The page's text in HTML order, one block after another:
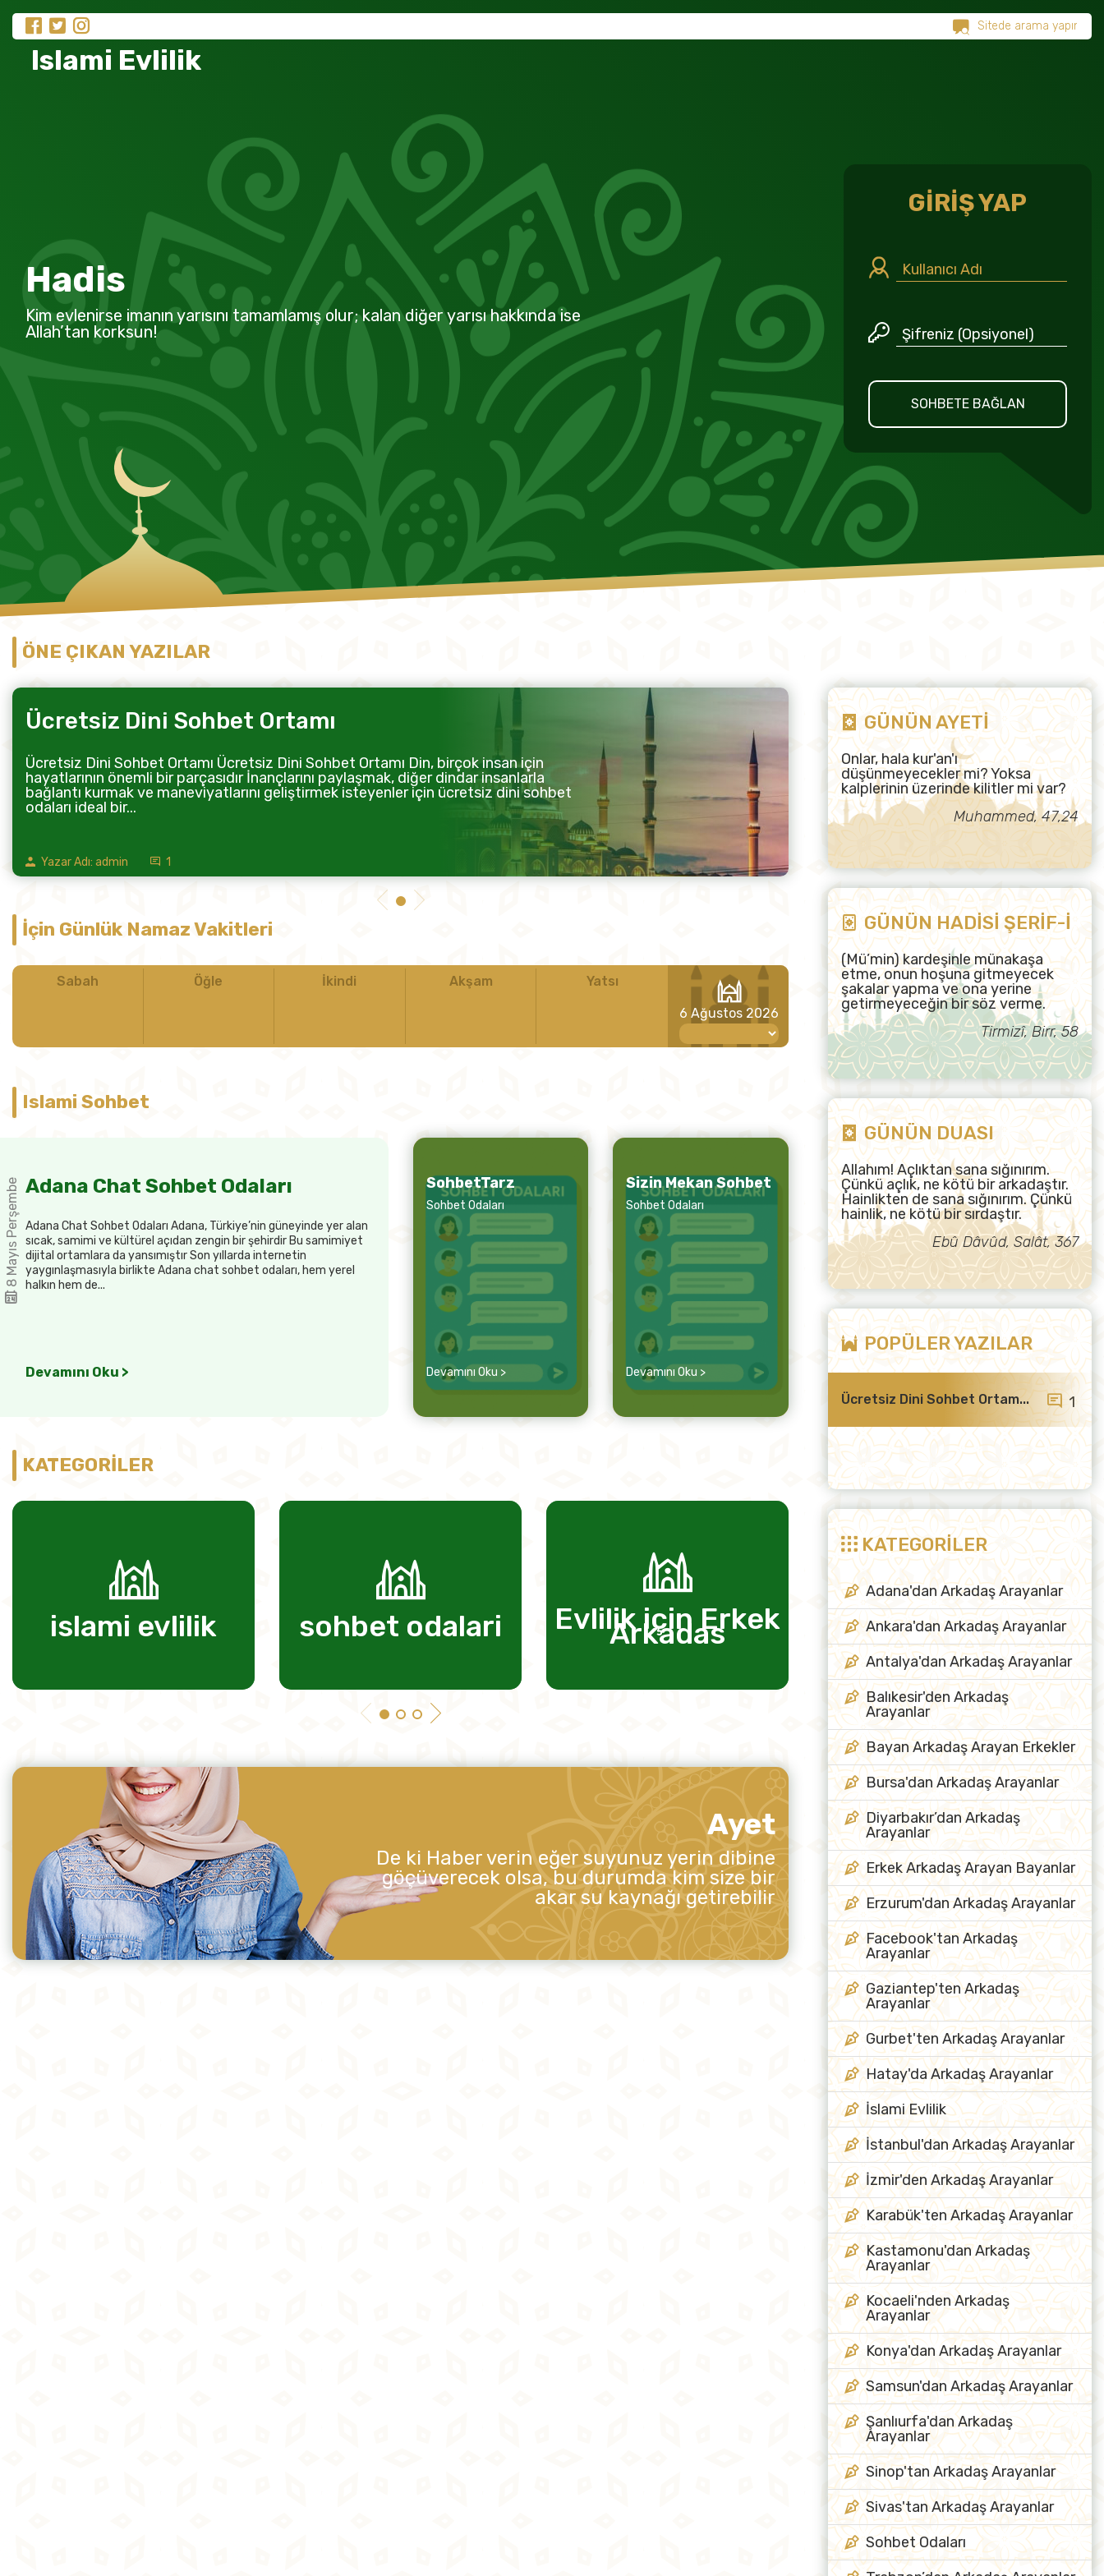
Islami Evlilik
Hadis
Kim evlenirse imanın yarısını tamamlamış olur; kalan diğer yarısı hakkında ise
Allah’tan korksun!
GİRİŞ YAP
SOHBETE BAĞLAN
ÖNE ÇIKAN YAZILAR
Ücretsiz Dini Sohbet Ortamı
Ücretsiz Dini Sohbet Ortamı Ücretsiz Dini Sohbet Ortamı Din, birçok insan için
hayatlarının önemli bir parçasıdır İnançlarını paylaşmak, diğer dindar insanlarla
bağlantı kurmak ve maneviyatlarını geliştirmek isteyenler için ücretsiz dini sohbet
odaları ideal bir...
Yazar Adı: admin 1
İçin Günlük Namaz Vakitleri
Sabah Öğle İkindi Akşam Yatsı
6 Ağustos 2026
Islami Sohbet
8 Mayıs Perşembe Adana Chat Sohbet Odaları
Adana Chat Sohbet Odaları Adana, Türkiye’nin güneyinde yer alan
sıcak, samimi ve kültürel açıdan zengin bir şehirdir Bu samimiyet
dijital ortamlara da yansımıştır Son yıllarda internetin
yaygınlaşmasıyla birlikte Adana chat sohbet odaları, hem yerel
halkın hem de...
Devamını Oku >
SohbetTarz
Sohbet Odaları
Devamını Oku >
Sizin Mekan Sohbet
Sohbet Odaları
Devamını Oku >
KATEGORİLER
islami evlilik sohbet odalari Evlilik için Erkek
Arkadas evlilik için kadın
arkadaş
Ayet
De ki Haber verin eğer suyunuz yerin dibine
göçüverecek olsa, bu durumda kim size bir
akar su kaynağı getirebilir
GÜNÜN AYETİ
Onlar, hala kur'an'ı
düşünmeyecekler mi? Yoksa
kalplerinin üzerinde kilitler mi var?
Muhammed, 47,24
GÜNÜN HADİSİ ŞERİF-İ
(Mü’min) kardeşinle münakaşa
etme, onun hoşuna gitmeyecek
şakalar yapma ve ona yerine
getirmeyeceğin bir söz verme.
Tirmizî, Birr, 58
GÜNÜN DUASI
Allahım! Açlıktan sana sığınırım.
Çünkü açlık, ne kötü bir arkadaştır.
Hainlikten de sana sığınırım. Çünkü
hainlik, ne kötü bir sırdaştır.
Ebû Dâvûd, Salât, 367
POPÜLER YAZILAR
Ücretsiz Dini Sohbet Ortam... 1
KATEGORİLER
Adana'dan Arkadaş Arayanlar
Ankara'dan Arkadaş Arayanlar
Antalya'dan Arkadaş Arayanlar
Balıkesir'den Arkadaş
Arayanlar
Bayan Arkadaş Arayan Erkekler
Bursa'dan Arkadaş Arayanlar
Diyarbakır’dan Arkadaş
Arayanlar
Erkek Arkadaş Arayan Bayanlar
Erzurum'dan Arkadaş Arayanlar
Facebook'tan Arkadaş
Arayanlar
Gaziantep'ten Arkadaş
Arayanlar
Gurbet'ten Arkadaş Arayanlar
Hatay'da Arkadaş Arayanlar
İslami Evlilik
İstanbul'dan Arkadaş Arayanlar
İzmir'den Arkadaş Arayanlar
Karabük'ten Arkadaş Arayanlar
Kastamonu'dan Arkadaş
Arayanlar
Kocaeli'nden Arkadaş
Arayanlar
Konya'dan Arkadaş Arayanlar
Samsun'dan Arkadaş Arayanlar
Şanlıurfa'dan Arkadaş
Arayanlar
Sinop'tan Arkadaş Arayanlar
Sivas'tan Arkadaş Arayanlar
Sohbet Odaları